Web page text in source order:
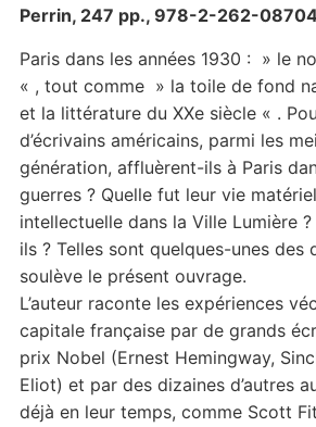
Perrin, 247 pp., 978-2-262-
Paris dans les années 1930 : » le
« , tout comme » la toile de fond
et la littérature du XXe siècle « .
d’écrivains américains, parmi les
génération, affluèrent-ils à Paris
guerres ? Quelle fut leur vie
intellectuelle dans la Ville Lumière
ils ? Telles sont quelques-unes des
soulève le présent ouvrage.
L’auteur raconte les expériences
capitale française par de grands
prix Nobel (Ernest Hemingway,
Eliot) et par des dizaines d’autres
déjà en leur temps, comme Scott